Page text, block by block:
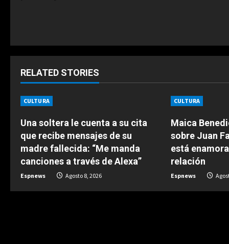
i
n
u
e
R
e
a
RELATED STORIES
CULTURA
Una soltera le cuenta a su cita
que recibe mensajes de su
madre fallecida: “Me manda
canciones a través de Alexa”
Espnews Agosto 8, 2026
CULTURA
Maica
sobre Juan
está
relación
Espnews